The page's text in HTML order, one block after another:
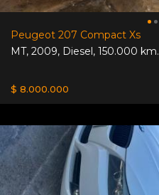
Peugeot 207 Compact Xs
MT, 2009, Diesel, 150.000 km.
$ 8.000.000